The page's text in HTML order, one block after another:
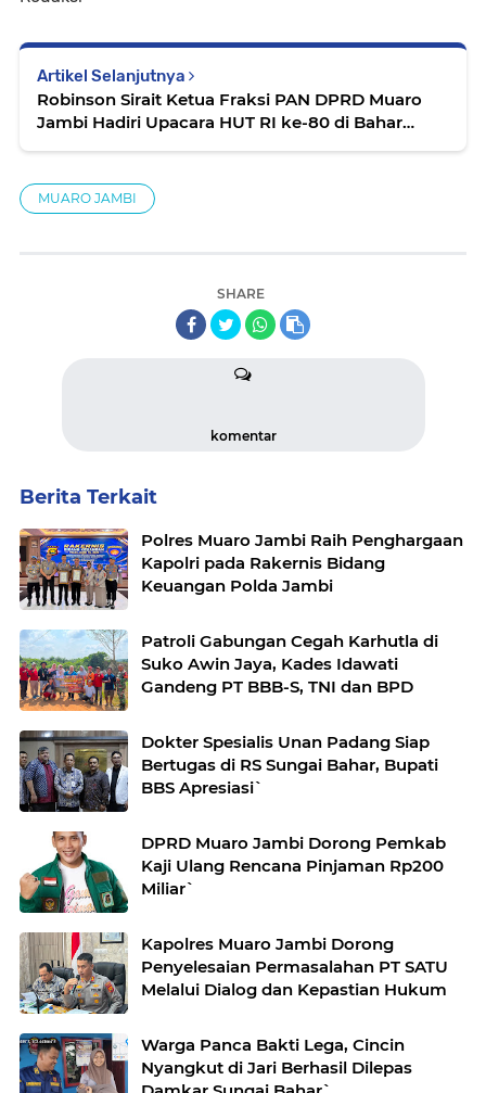
Artikel Selanjutnya
Robinson Sirait Ketua Fraksi PAN DPRD Muaro
Jambi Hadiri Upacara HUT RI ke-80 di Bahar
MUARO JAMBI
SHARE
komentar
Berita Terkait
Polres Muaro Jambi Raih Penghargaan
Kapolri pada Rakernis Bidang
Keuangan Polda Jambi
Patroli Gabungan Cegah Karhutla di
Suko Awin Jaya, Kades Idawati
Gandeng PT BBB-S, TNI dan BPD
Dokter Spesialis Unan Padang Siap
Bertugas di RS Sungai Bahar, Bupati
BBS Apresiasi`
DPRD Muaro Jambi Dorong Pemkab
Kaji Ulang Rencana Pinjaman Rp200
Miliar`
Kapolres Muaro Jambi Dorong
Penyelesaian Permasalahan PT SATU
Melalui Dialog dan Kepastian Hukum
Warga Panca Bakti Lega, Cincin
Nyangkut di Jari Berhasil Dilepas